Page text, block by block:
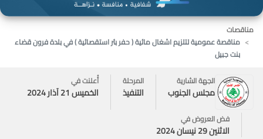
مناقصات
مناقصة عمومية لتلزيم اشغال مائية ( حفر بئر استقصائية ) في بلدة فرون قضاء
بنت جبيل
الجهة الشارية
مجلس الجنوب
المرحلة
التنفيذ
أُعلنت في
الخميس 21 آذار 2024
فض العروض في
الاثنين 29 نيسان 2024